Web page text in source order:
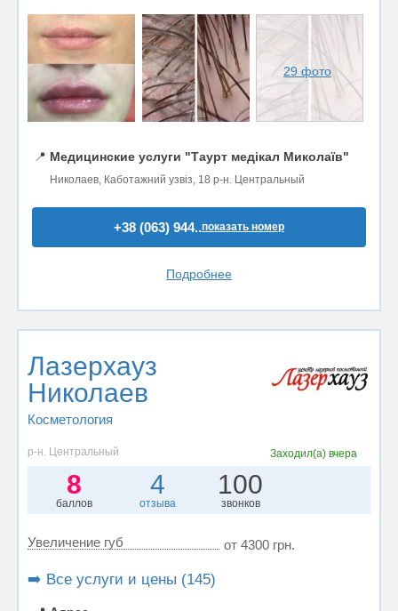
29 фото
📍 Медицинские услуги "Таурт медікал Миколаїв"
Николаев, Каботажний узвіз, 18 р-н. Центральный
+38 (063) 944..показать номер
Подробнее
Лазерхауз
Николаев
Косметология
р-н. Центральный Заходил(а) вчера
8
баллов
4
отзыва
100
звонков
Увеличение губ от 4300 грн.
➡️ Все услуги и цены (145)